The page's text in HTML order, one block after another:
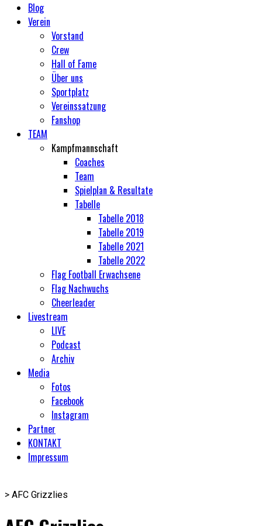
Blog
Verein
Vorstand
Crew
Hall of Fame
Über uns
Sportplatz
Vereinssatzung
Fanshop
TEAM
Kampfmannschaft
Coaches
Team
Spielplan & Resultate
Tabelle
Tabelle 2018
Tabelle 2019
Tabelle 2021
Tabelle 2022
Flag Football Erwachsene
Flag Nachwuchs
Cheerleader
Livestream
LIVE
Podcast
Archiv
Media
Fotos
Facebook
Instagram
Partner
KONTAKT
Impressum
> AFC Grizzlies